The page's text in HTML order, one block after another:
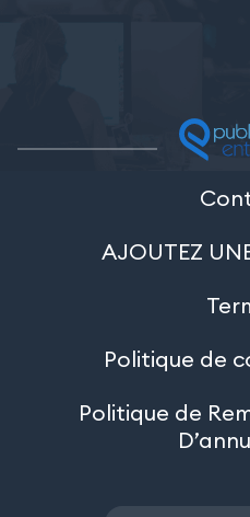
AJOUTEZ
Politique de
Politique de